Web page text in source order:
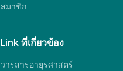
สมาชิก
Link ที่เกี่ยวข้อง
วารสารอายุรศาสตร์